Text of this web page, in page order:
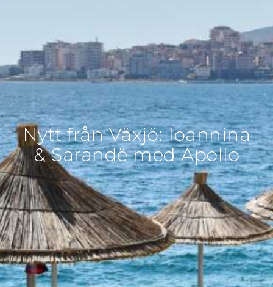
Nytt från Växjö: Ioannina
& Sarandë med Apollo